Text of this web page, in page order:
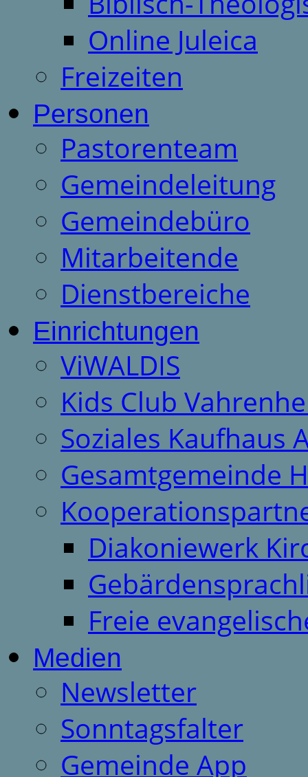
Online Juleica
Freizeiten
Personen
Pastorenteam
Gemeindeleitung
Gemeindebüro
Mitarbeitende
Dienstbereiche
Einrichtungen
ViWALDIS
Kids Club
Soziales Kaufhaus
Gesamtgemeinde
Diakoniewerk
Freie
Medien
Newsletter
Sonntagsfalter
Gemeinde App